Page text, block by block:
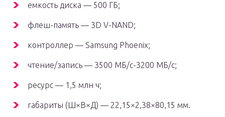
емкость диска — 500 ГБ;
флеш-память — 3D V-NAND;
контроллер — Samsung Phoenix;
чтение/запись — 3500 МБ/с-3200 МБ/с;
ресурс — 1,5 млн ч;
габариты (Ш×В×Д) — 22,15×2,38×80,15 мм.